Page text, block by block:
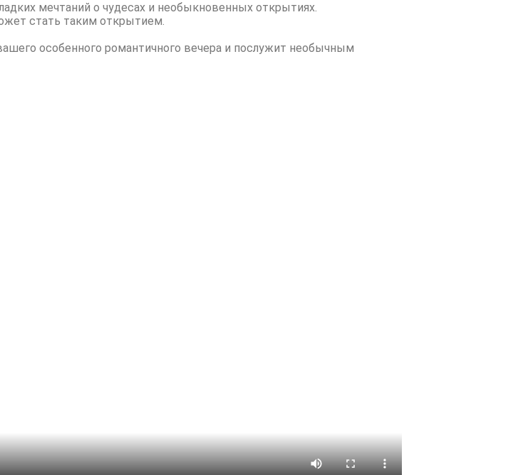
мечтаний о чудесах и необыкновенных открытиях.
стать таким открытием.
особенного романтичного вечера и послужит необычным